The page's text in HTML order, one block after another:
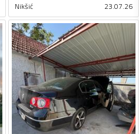
Nikšić 23.07.26